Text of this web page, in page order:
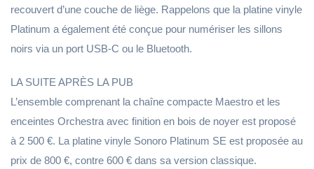
recouvert d’une couche de liège. Rappelons que la platine vinyle
Platinum a également été conçue pour numériser les sillons
noirs via un port USB-C ou le Bluetooth.
LA SUITE APRÈS LA PUB
L’ensemble comprenant la chaîne compacte Maestro et les
enceintes Orchestra avec finition en bois de noyer est proposé
à 2 500 €. La platine vinyle Sonoro Platinum SE est proposée au
prix de 800 €, contre 600 € dans sa version classique.